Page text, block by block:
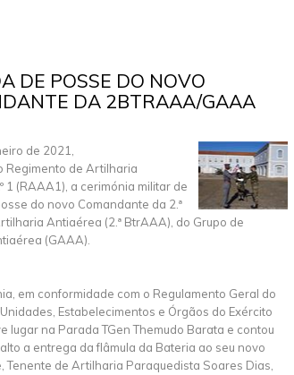
DE POSSE DO NOVO
DA 2BTRAAA/GAAA
de 2021,
Regimento de Artilharia
1 (RAAA1), a cerimónia militar de
do novo Comandante da 2.ª
Antiaérea (2.ª BtrAAA), do Grupo de
(GAAA).
em conformidade com o Regulamento Geral do
Estabelecimentos e Órgãos do Exército
lugar na Parada TGen Themudo Barata e contou
a entrega da flâmula da Bateria ao seu novo
Tenente de Artilharia Paraquedista Soares Dias,